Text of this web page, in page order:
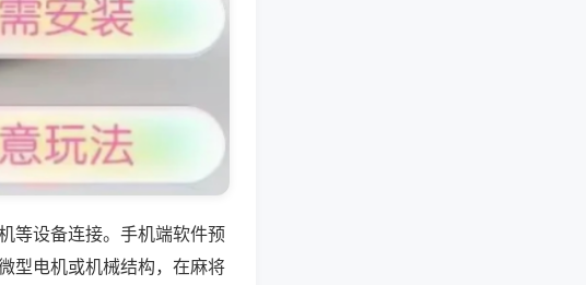
等设备连接。手机端软件预
型电机或机械结构，在麻将